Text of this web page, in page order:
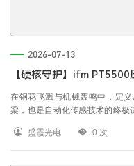
2026-07-13
在钢花飞溅与机械轰鸣中，定义压力检测新标准
梁，也是自动化传感技术的终极
短、漂移大而在恶劣工况下频频
失。ifm PT5500系列压力变送
盛霞光电 0 次